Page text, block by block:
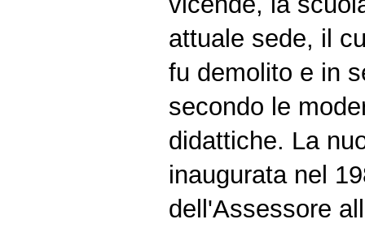
attuale sede, il
fu demolito e in
secondo le
didattiche. La
inaugurata nel
dell'Assessore